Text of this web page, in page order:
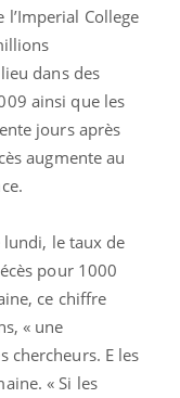
College
dans des
ainsi que les
jours après
augmente au
le taux de
pour 1000
ce chiffre
« une
chercheurs. E les
« Si les